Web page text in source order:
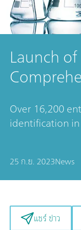
Launch
Over 16,200
identification
25 ก.ย. 2023News
แชร์ ข่าว